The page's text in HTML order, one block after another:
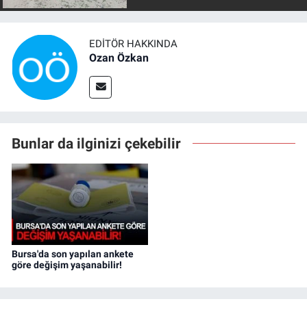
EDITÖR HAKKINDA
Ozan Özkan
Bunlar da ilginizi çekebilir
Bursa'da son yapılan ankete
göre değişim yaşanabilir!